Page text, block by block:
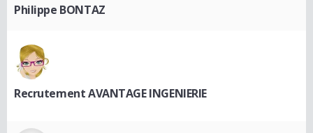
Philippe BONTAZ
Recrutement AVANTAGE INGENIERIE